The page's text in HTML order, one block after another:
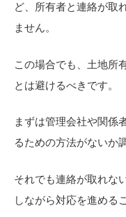
ど、所有者と連絡が取
ません。
この場合でも、土地所
とは避けるべきです。
まずは管理会社や関係
るための方法がないか
それでも連絡が取れな
しながら対応を進める